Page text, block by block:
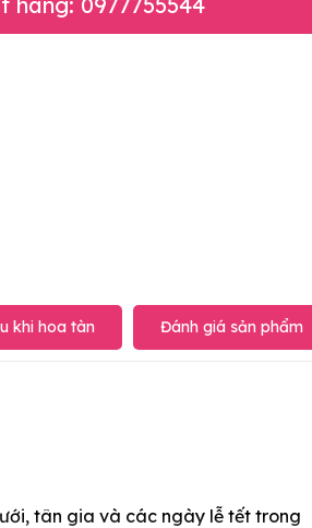
khi hoa tàn Đánh giá sản phẩm
tân gia và các ngày lễ tết trong